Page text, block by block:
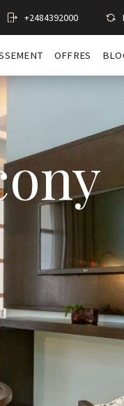
+2484392000
OFFRES